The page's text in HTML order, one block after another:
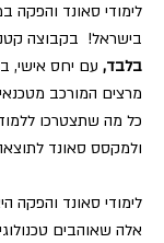
לימודי סאונד והפקה
בישראל! בקבוצה קטנה של עד
בלבד, עם יחס אישי,
מרצים המורכב
כל מה שתצטרכו
ולמקסס סאונד
לימודי סאונד והפקה
אלה שאוהבים